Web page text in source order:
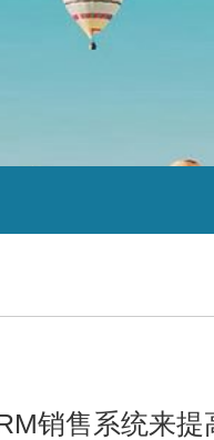
销售系统来提